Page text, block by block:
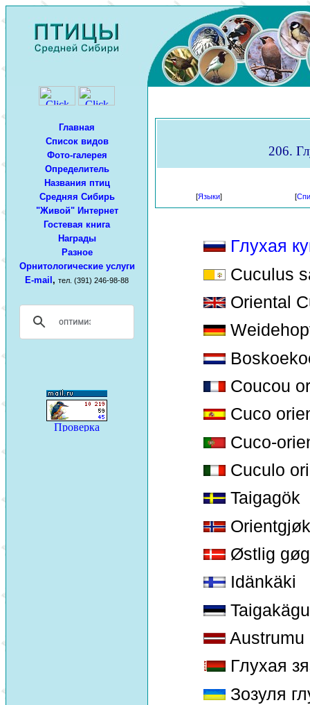
Главная
Список видов
Фото-галерея
Определитель
Названия птиц
Средняя Сибирь
"Живой" Интернет
Гостевая книга
Награды
Разное
Орнитологические услуги
E-mail , тел. (391) 246-98-88
206.
[Языки] [
Глухая
Cuculus
Oriental
Coucou
Cuco
Cuco-
Cuculo
Taigagök
Orientgjøk
Østlig gøg
Idänkäki
Taigakägu
Austrumu
Глухая
Зозуля